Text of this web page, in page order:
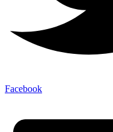
Facebook